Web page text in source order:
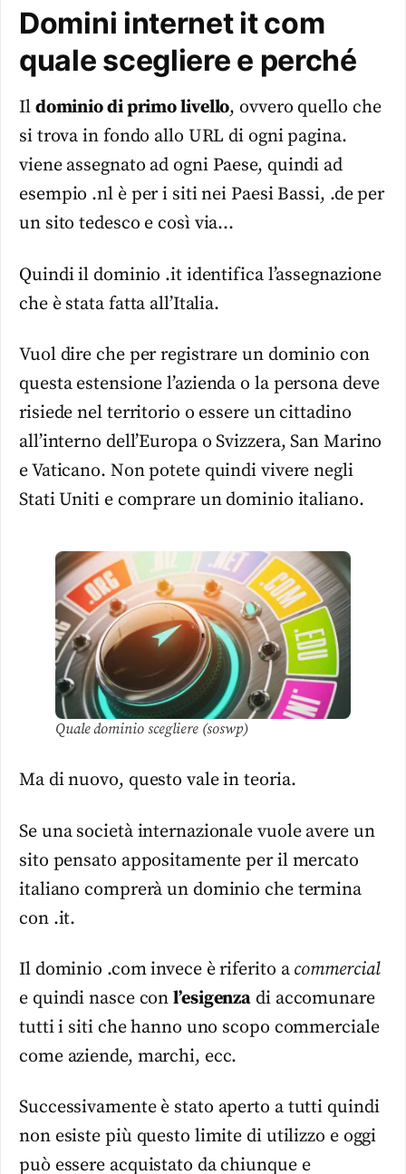
Domini internet it com
quale scegliere e perché
Il dominio di primo livello, ovvero quello che
si trova in fondo allo URL di ogni pagina.
viene assegnato ad ogni Paese, quindi ad
esempio .nl è per i siti nei Paesi Bassi, .de per
un sito tedesco e così via…
Quindi il dominio .it identifica l’assegnazione
che è stata fatta all’Italia.
Vuol dire che per registrare un dominio con
questa estensione l’azienda o la persona deve
risiede nel territorio o essere un cittadino
all’interno dell’Europa o Svizzera, San Marino
e Vaticano. Non potete quindi vivere negli
Stati Uniti e comprare un dominio italiano.
Quale dominio scegliere (soswp)
Ma di nuovo, questo vale in teoria.
Se una società internazionale vuole avere un
sito pensato appositamente per il mercato
italiano comprerà un dominio che termina
con .it.
Il dominio .com invece è riferito a commercial
e quindi nasce conl’esigenza di accomunare
tutti i siti che hanno uno scopo commerciale
come aziende, marchi, ecc.
Successivamente è stato aperto a tutti quindi
non esiste più questo limite di utilizzo e oggi
può essere acquistato da chiunque e